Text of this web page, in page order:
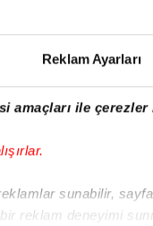
Reklam Ayarları
ile çerezler
sunabilir,
reklam deneyimi